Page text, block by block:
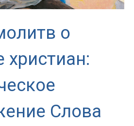
о
христиан:
Слова